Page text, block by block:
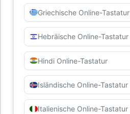
Griechische Online-Tastatur
Hebräische Online-Tastatur
Hindi Online-Tastatur
Isländische Online-Tastatur
Italienische Online-Tastatur